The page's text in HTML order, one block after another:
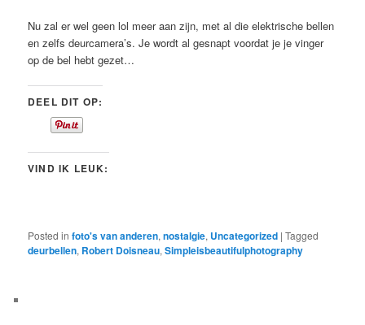
Nu zal er wel geen lol meer aan zijn, met al die elektrische bellen
en zelfs deurcamera’s. Je wordt al gesnapt voordat je je vinger
op de bel hebt gezet…
DEEL DIT OP:
VIND IK LEUK:
Posted in foto's van anderen,nostalgie, Uncategorized |Tagged
deurbellen, Robert Doisneau,Simpleisbeautifulphotography